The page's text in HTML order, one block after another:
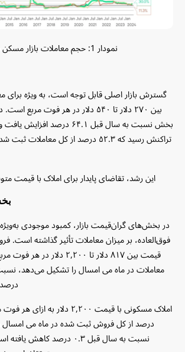
نمودار 1: حجم معاملات بازار مسکن دبی
گسترش بازار اصلی قابل توجه است، به ویژه برای
بین ۲۷۰ دلار تا ۵۴۰ دلار در هر فوت
تراکنش رسید که ۵۲.۳ درصد از کل
این رشد، تقاضای پایدار برای املاک با قیمت
در بخش‌های گران‌قیمت بازار، کمبود موجودی
فوق‌العاده، بر میزان معاملات تأثیر گذاشته است.
املاک مسکونی با قیمت
درصد از کل فروش ثبت شده در ماه می امسال
نسبت به سال قبل ۰.۳ درصد